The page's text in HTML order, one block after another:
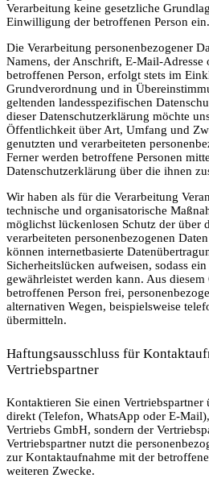
Verarbeitung keine gesetzliche
Einwilligung der betroffenen Person ein.
Die Verarbeitung personenbezogener
Namens, der Anschrift, E-Mail-Adresse
betroffenen Person, erfolgt stets im
Grundverordnung und in
geltenden landesspezifischen
dieser Datenschutzerklärung möchte
Öffentlichkeit über Art, Umfang und
genutzten und verarbeiteten
Ferner werden betroffene Personen
Datenschutzerklärung über die ihnen
Wir haben als für die Verarbeitung
technische und organisatorische
möglichst lückenlosen Schutz der über
verarbeiteten personenbezogenen
können internetbasierte
Sicherheitslücken aufweisen, sodass
gewährleistet werden kann. Aus diesem
betroffenen Person frei,
alternativen Wegen, beispielsweise
übermitteln.
Haftungsausschluss für
Vertriebspartner
Kontaktieren Sie einen Vertriebspartner
direkt (Telefon, WhatsApp oder E-
Vertriebs GmbH, sondern der
Vertriebspartner nutzt die
zur Kontaktaufnahme mit der
weiteren Zwecke.